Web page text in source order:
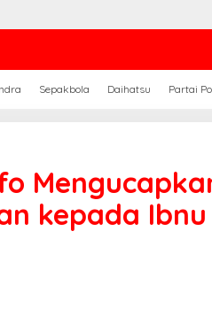
Sepakbola Daihatsu Partai
kepada